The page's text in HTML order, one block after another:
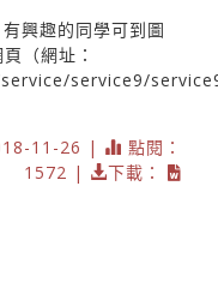
興趣的同學可到圖
（網址：
service9/
11-26 |
點閱：
1572 |
下載：